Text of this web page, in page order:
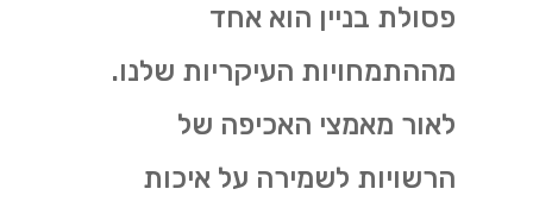
פסולת בניין הוא אחד
מההתמחויות העיקריות שלנו.
לאור מאמצי האכיפה של
הרשויות לשמירה על איכות